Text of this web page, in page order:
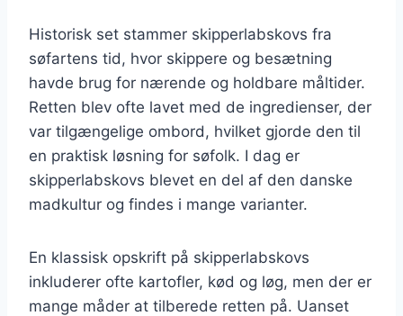
Historisk set stammer skipperlabskovs fra
søfartens tid, hvor skippere og besætning
havde brug for nærende og holdbare måltider.
Retten blev ofte lavet med de ingredienser, der
var tilgængelige ombord, hvilket gjorde den til
en praktisk løsning for søfolk. I dag er
skipperlabskovs blevet en del af den danske
madkultur og findes i mange varianter.
En klassisk opskrift på skipperlabskovs
inkluderer ofte kartofler, kød og løg, men der er
mange måder at tilberede retten på. Uanset